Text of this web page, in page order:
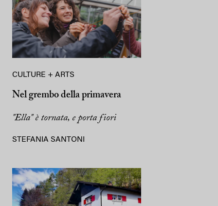
CULTURE + ARTS
Nel grembo della primavera
"Ella" è tornata, e porta fiori
STEFANIA SANTONI